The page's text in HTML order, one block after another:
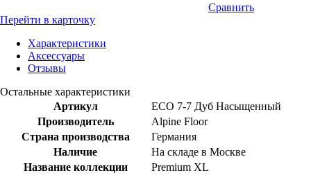
Сравнить
Перейти в карточку
Характеристики
Аксессуары
Отзывы
Остальные характеристики
Артикул
ECO 7-7 Дуб Насыщенный
Производитель
Alpine Floor
Страна производства
Германия
Наличие
На складе в Москве
Название коллекции
Premium XL